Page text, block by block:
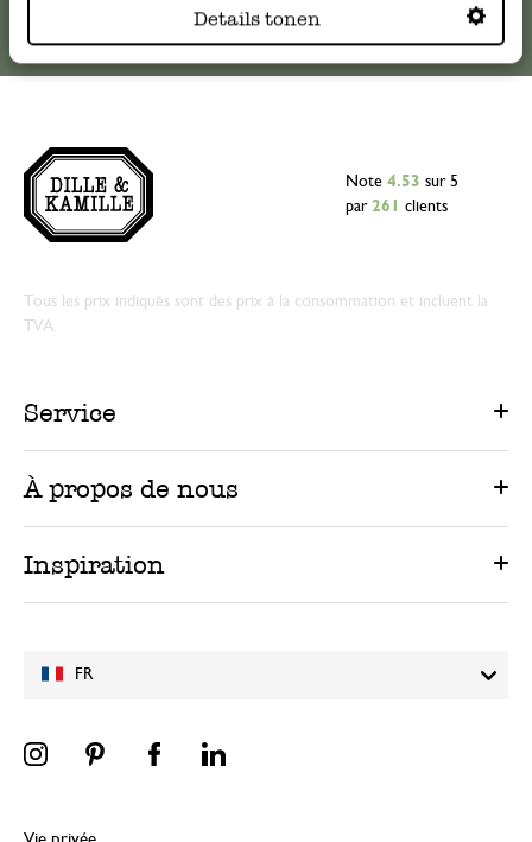
Details tonen
FR
Note 4.53 sur 5
par 261 clients
Tous les prix indiqués sont des prix à la consommation et incluent la
TVA.
Service
À propos de nous
Inspiration